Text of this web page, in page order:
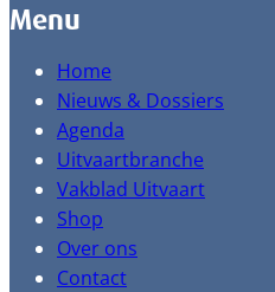
Menu
Home
Nieuws & Dossiers
Agenda
Uitvaartbranche
Vakblad Uitvaart
Shop
Over ons
Contact